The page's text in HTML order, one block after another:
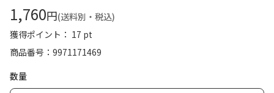
1,760円(送料別・税込)
獲得ポイント： 17 pt
商品番号
9971171469
数量